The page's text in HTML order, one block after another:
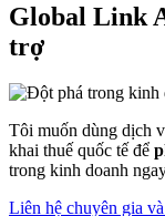
Global Link
trợ
Tôi muốn dùng dịch
khai thuế quốc tế để
trong kinh doanh
Liên hệ chuyên gia